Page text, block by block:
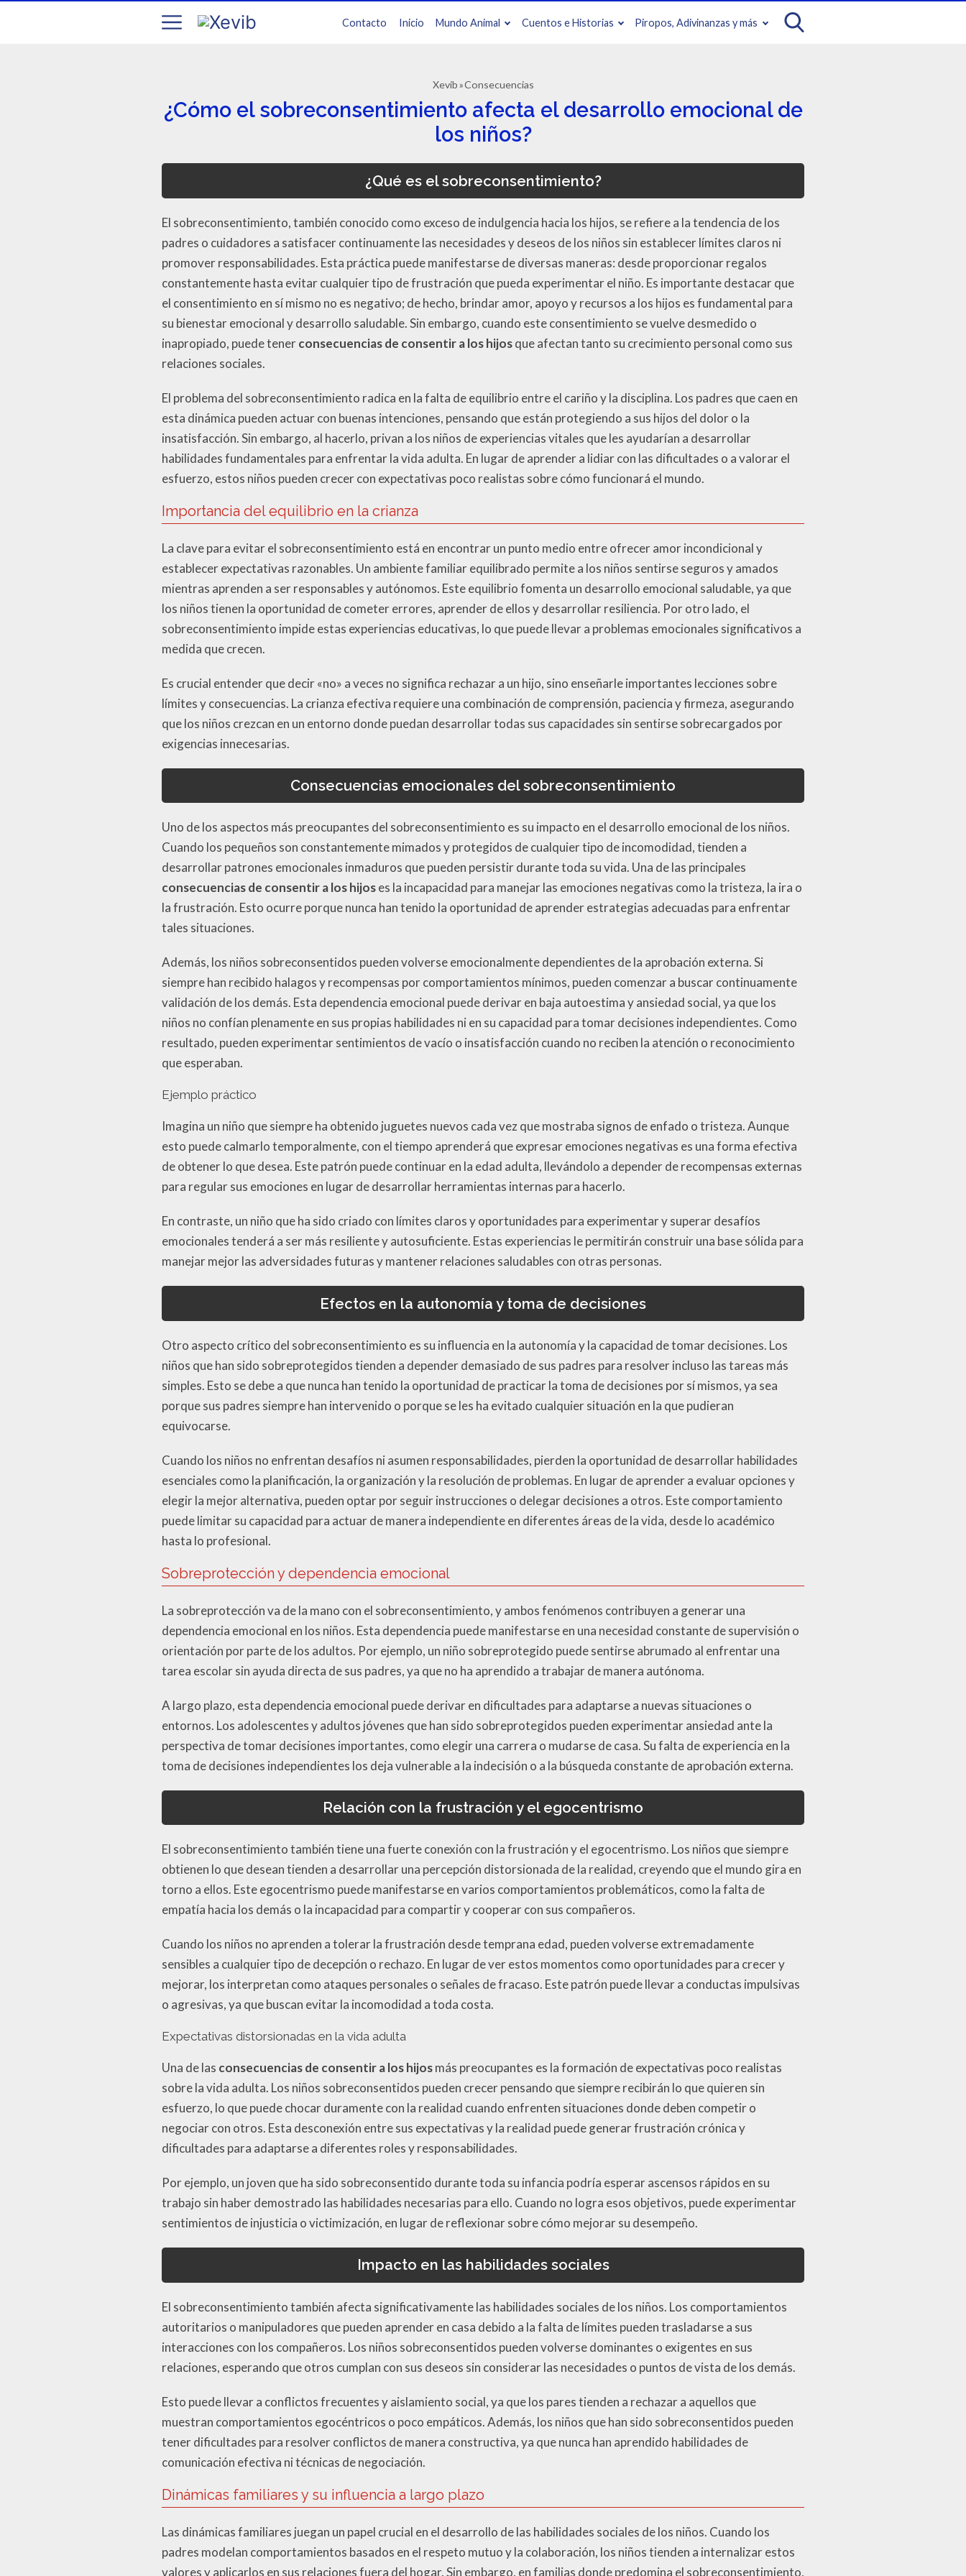
Contacto Inicio Mundo Animal Cuentos e Historias Piropos, Adivinanzas y más
Xevib Consecuencias
¿Cómo el sobreconsentimiento afecta el desarrollo emocional de
los niños?
¿Qué es el sobreconsentimiento?
El sobreconsentimiento, también conocido como exceso de indulgencia hacia los hijos, se refiere a la tendencia de los
padres o cuidadores a satisfacer continuamente las necesidades y deseos de los niños sin establecer límites claros ni
promover responsabilidades. Esta práctica puede manifestarse de diversas maneras: desde proporcionar regalos
constantemente hasta evitar cualquier tipo de frustración que pueda experimentar el niño. Es importante destacar que
el consentimiento en sí mismo no es negativo; de hecho, brindar amor, apoyo y recursos a los hijos es fundamental para
su bienestar emocional y desarrollo saludable. Sin embargo, cuando este consentimiento se vuelve desmedido o
inapropiado, puede tenerconsecuencias de consentir a los hijosque afectan tanto su crecimiento personal como sus
relaciones sociales.
El problema del sobreconsentimiento radica en la falta de equilibrio entre el cariño y la disciplina. Los padres que caen en
esta dinámica pueden actuar con buenas intenciones, pensando que están protegiendo a sus hijos del dolor o la
insatisfacción. Sin embargo, al hacerlo, privan a los niños de experiencias vitales que les ayudarían a desarrollar
habilidades fundamentales para enfrentar la vida adulta. En lugar de aprender a lidiar con las dificultades o a valorar el
esfuerzo, estos niños pueden crecer con expectativas poco realistas sobre cómo funcionará el mundo.
Importancia del equilibrio en la crianza
La clave para evitar el sobreconsentimiento está en encontrar un punto medio entre ofrecer amor incondicional y
establecer expectativas razonables. Un ambiente familiar equilibrado permite a los niños sentirse seguros y amados
mientras aprenden a ser responsables y autónomos. Este equilibrio fomenta un desarrollo emocional saludable, ya que
los niños tienen la oportunidad de cometer errores, aprender de ellos y desarrollar resiliencia. Por otro lado, el
sobreconsentimiento impide estas experiencias educativas, lo que puede llevar a problemas emocionales significativos a
medida que crecen.
Es crucial entender que decir «no» a veces no significa rechazar a un hijo, sino enseñarle importantes lecciones sobre
límites y consecuencias. La crianza efectiva requiere una combinación de comprensión, paciencia y firmeza, asegurando
que los niños crezcan en un entorno donde puedan desarrollar todas sus capacidades sin sentirse sobrecargados por
exigencias innecesarias.
Consecuencias emocionales del sobreconsentimiento
Uno de los aspectos más preocupantes del sobreconsentimiento es su impacto en el desarrollo emocional de los niños.
Cuando los pequeños son constantemente mimados y protegidos de cualquier tipo de incomodidad, tienden a
desarrollar patrones emocionales inmaduros que pueden persistir durante toda su vida. Una de las principales
consecuencias de consentir a los hijoses la incapacidad para manejar las emociones negativas como la tristeza, la ira o
la frustración. Esto ocurre porque nunca han tenido la oportunidad de aprender estrategias adecuadas para enfrentar
tales situaciones.
Además, los niños sobreconsentidos pueden volverse emocionalmente dependientes de la aprobación externa. Si
siempre han recibido halagos y recompensas por comportamientos mínimos, pueden comenzar a buscar continuamente
validación de los demás. Esta dependencia emocional puede derivar en baja autoestima y ansiedad social, ya que los
niños no confían plenamente en sus propias habilidades ni en su capacidad para tomar decisiones independientes. Como
resultado, pueden experimentar sentimientos de vacío o insatisfacción cuando no reciben la atención o reconocimiento
que esperaban.
Ejemplo práctico
Imagina un niño que siempre ha obtenido juguetes nuevos cada vez que mostraba signos de enfado o tristeza. Aunque
esto puede calmarlo temporalmente, con el tiempo aprenderá que expresar emociones negativas es una forma efectiva
de obtener lo que desea. Este patrón puede continuar en la edad adulta, llevándolo a depender de recompensas externas
para regular sus emociones en lugar de desarrollar herramientas internas para hacerlo.
En contraste, un niño que ha sido criado con límites claros y oportunidades para experimentar y superar desafíos
emocionales tenderá a ser más resiliente y autosuficiente. Estas experiencias le permitirán construir una base sólida para
manejar mejor las adversidades futuras y mantener relaciones saludables con otras personas.
Efectos en la autonomía y toma de decisiones
Otro aspecto crítico del sobreconsentimiento es su influencia en la autonomía y la capacidad de tomar decisiones. Los
niños que han sido sobreprotegidos tienden a depender demasiado de sus padres para resolver incluso las tareas más
simples. Esto se debe a que nunca han tenido la oportunidad de practicar la toma de decisiones por sí mismos, ya sea
porque sus padres siempre han intervenido o porque se les ha evitado cualquier situación en la que pudieran
equivocarse.
Cuando los niños no enfrentan desafíos ni asumen responsabilidades, pierden la oportunidad de desarrollar habilidades
esenciales como la planificación, la organización y la resolución de problemas. En lugar de aprender a evaluar opciones y
elegir la mejor alternativa, pueden optar por seguir instrucciones o delegar decisiones a otros. Este comportamiento
puede limitar su capacidad para actuar de manera independiente en diferentes áreas de la vida, desde lo académico
hasta lo profesional.
Sobreprotección y dependencia emocional
La sobreprotección va de la mano con el sobreconsentimiento, y ambos fenómenos contribuyen a generar una
dependencia emocional en los niños. Esta dependencia puede manifestarse en una necesidad constante de supervisión o
orientación por parte de los adultos. Por ejemplo, un niño sobreprotegido puede sentirse abrumado al enfrentar una
tarea escolar sin ayuda directa de sus padres, ya que no ha aprendido a trabajar de manera autónoma.
A largo plazo, esta dependencia emocional puede derivar en dificultades para adaptarse a nuevas situaciones o
entornos. Los adolescentes y adultos jóvenes que han sido sobreprotegidos pueden experimentar ansiedad ante la
perspectiva de tomar decisiones importantes, como elegir una carrera o mudarse de casa. Su falta de experiencia en la
toma de decisiones independientes los deja vulnerable a la indecisión o a la búsqueda constante de aprobación externa.
Relación con la frustración y el egocentrismo
El sobreconsentimiento también tiene una fuerte conexión con la frustración y el egocentrismo. Los niños que siempre
obtienen lo que desean tienden a desarrollar una percepción distorsionada de la realidad, creyendo que el mundo gira en
torno a ellos. Este egocentrismo puede manifestarse en varios comportamientos problemáticos, como la falta de
empatía hacia los demás o la incapacidad para compartir y cooperar con sus compañeros.
Cuando los niños no aprenden a tolerar la frustración desde temprana edad, pueden volverse extremadamente
sensibles a cualquier tipo de decepción o rechazo. En lugar de ver estos momentos como oportunidades para crecer y
mejorar, los interpretan como ataques personales o señales de fracaso. Este patrón puede llevar a conductas impulsivas
o agresivas, ya que buscan evitar la incomodidad a toda costa.
Expectativas distorsionadas en la vida adulta
Una de las consecuencias de consentir a los hijosmás preocupantes es la formación de expectativas poco realistas
sobre la vida adulta. Los niños sobreconsentidos pueden crecer pensando que siempre recibirán lo que quieren sin
esfuerzo, lo que puede chocar duramente con la realidad cuando enfrenten situaciones donde deben competir o
negociar con otros. Esta desconexión entre sus expectativas y la realidad puede generar frustración crónica y
dificultades para adaptarse a diferentes roles y responsabilidades.
Por ejemplo, un joven que ha sido sobreconsentido durante toda su infancia podría esperar ascensos rápidos en su
trabajo sin haber demostrado las habilidades necesarias para ello. Cuando no logra esos objetivos, puede experimentar
sentimientos de injusticia o victimización, en lugar de reflexionar sobre cómo mejorar su desempeño.
Impacto en las habilidades sociales
El sobreconsentimiento también afecta significativamente las habilidades sociales de los niños. Los comportamientos
autoritarios o manipuladores que pueden aprender en casa debido a la falta de límites pueden trasladarse a sus
interacciones con los compañeros. Los niños sobreconsentidos pueden volverse dominantes o exigentes en sus
relaciones, esperando que otros cumplan con sus deseos sin considerar las necesidades o puntos de vista de los demás.
Esto puede llevar a conflictos frecuentes y aislamiento social, ya que los pares tienden a rechazar a aquellos que
muestran comportamientos egocéntricos o poco empáticos. Además, los niños que han sido sobreconsentidos pueden
tener dificultades para resolver conflictos de manera constructiva, ya que nunca han aprendido habilidades de
comunicación efectiva ni técnicas de negociación.
Dinámicas familiares y su influencia a largo plazo
Las dinámicas familiares juegan un papel crucial en el desarrollo de las habilidades sociales de los niños. Cuando los
padres modelan comportamientos basados en el respeto mutuo y la colaboración, los niños tienden a internalizar estos
valores y aplicarlos en sus relaciones fuera del hogar. Sin embargo, en familias donde predomina el sobreconsentimiento,